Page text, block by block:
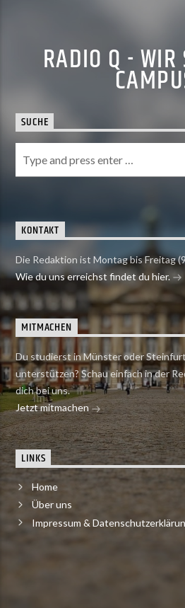
RADIO Q -
SUCHE
KONTAKT
Die Redaktion ist Montag bis Freitag
Wie du uns erreichst findet du hier.
MITMACHEN
Du studierst in Münster oder
unterstützen? Schau einfach in der
dich bei uns.
Jetzt mitmachen
LINKS
Home
Über uns
Impressum &